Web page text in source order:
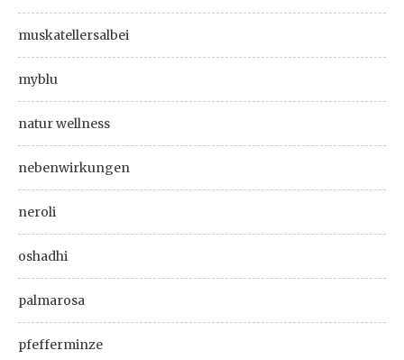
muskatellersalbei
myblu
natur wellness
nebenwirkungen
neroli
oshadhi
palmarosa
pfefferminze